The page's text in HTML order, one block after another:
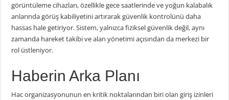
görüntüleme cihazları, özellikle gece saatlerinde ve yoğun kalabalık
anlarında görüş kabiliyetini artırarak güvenlik kontrolünü daha
hassas hale getiriyor. Sistem, yalnızca fiziksel güvenlik değil, aynı
zamanda hareket takibi ve alan yönetimi açısından da merkezi bir
rol üstleniyor.
Haberin Arka Planı
Hac organizasyonunun en kritik noktalarından biri olan giriş izinleri